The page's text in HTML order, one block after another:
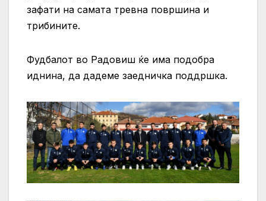
зафати на самата тревна површина и
трибините.
Фудбалот во Радовиш ќе има подобра
иднина, да дадеме заедничка поддршка.